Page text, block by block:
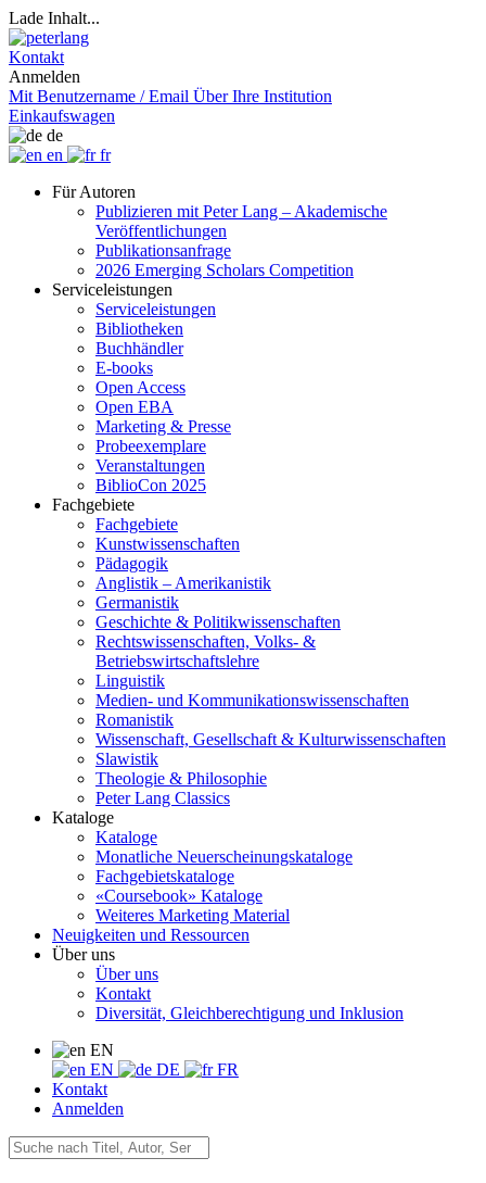
Lade Inhalt...
Kontakt
Anmelden
Mit Benutzername / Email Über Ihre Institution
Einkaufswagen
de
en
fr
Für Autoren
Publizieren mit Peter Lang – Akademische
Veröffentlichungen
Publikationsanfrage
2026 Emerging Scholars Competition
Serviceleistungen
Serviceleistungen
Bibliotheken
Buchhändler
E-books
Open Access
Open EBA
Marketing & Presse
Probeexemplare
Veranstaltungen
BiblioCon 2025
Fachgebiete
Fachgebiete
Kunstwissenschaften
Pädagogik
Anglistik – Amerikanistik
Germanistik
Geschichte & Politikwissenschaften
Rechtswissenschaften, Volks- &
Betriebswirtschaftslehre
Linguistik
Medien- und Kommunikationswissenschaften
Romanistik
Wissenschaft, Gesellschaft & Kulturwissenschaften
Slawistik
Theologie & Philosophie
Peter Lang Classics
Kataloge
Kataloge
Monatliche Neuerscheinungskataloge
Fachgebietskataloge
«Coursebook» Kataloge
Weiteres Marketing Material
Neuigkeiten und Ressourcen
Über uns
Über uns
Kontakt
Diversität, Gleichberechtigung und Inklusion
EN
EN
DE
FR
Kontakt
Anmelden